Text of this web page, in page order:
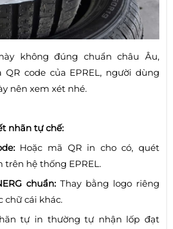
không đúng chuẩn châu Âu,
QR code của EPREL, người dùng
nên xem xét nhé.
nhãn tự chế:
Hoặc mã QR in cho có, quét
trên hệ thống EPREL.
chuẩn: Thay bằng logo riêng
chữ cái khác.
tự in thường tự nhận lốp đạt